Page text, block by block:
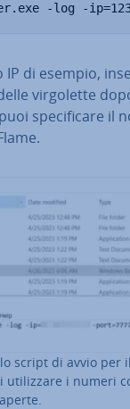
-log -
IP di esempio,
vir­go­let­te
puoi spe­ci­fi­ca­re il
script di avvio per
uti­liz­za­re i numeri